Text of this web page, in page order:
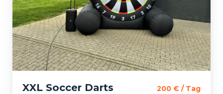
XXL Soccer Darts 200 € / Tag